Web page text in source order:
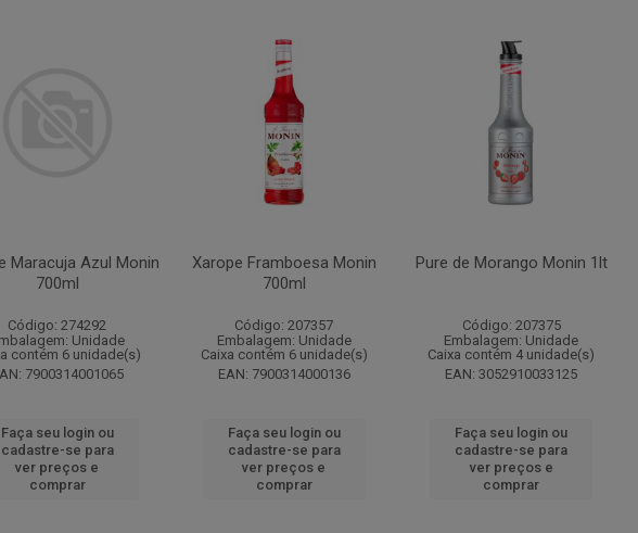
Maracuja Azul Monin
700ml
Código: 274292
Unidade
contém 6 unidade(s)
7900314001065
Faça seu login ou
cadastre-se para
ver preços e
comprar
Xarope Framboesa Monin
700ml
Código: 207357
Embalagem: Unidade
Caixa contém 6 unidade(s)
EAN: 7900314000136
Faça seu login ou
cadastre-se para
ver preços e
comprar
Pure de Morango Monin 1lt
Código: 207375
Embalagem: Unidade
Caixa contém 4 unidade(s)
EAN: 3052910033125
Faça seu login ou
cadastre-se para
ver preços e
comprar